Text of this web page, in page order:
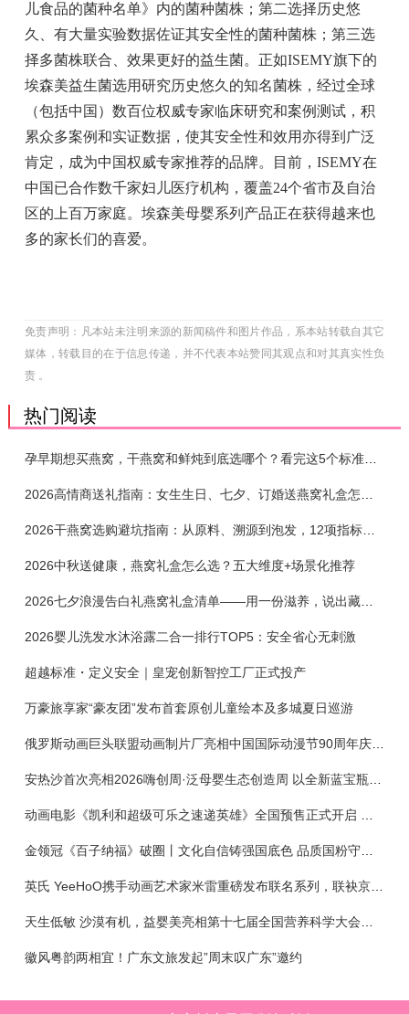
儿食品的菌种名单》内的菌种菌株；第二选择历史悠
久、有大量实验数据佐证其安全性的菌种菌株；第三选
择多菌株联合、效果更好的益生菌。正如ISEMY旗下的
埃森美益生菌选用研究历史悠久的知名菌株，经过全球
（包括中国）数百位权威专家临床研究和案例测试，积
累众多案例和实证数据，使其安全性和效用亦得到广泛
肯定，成为中国权威专家推荐的品牌。目前，ISEMY在
中国已合作数千家妇儿医疗机构，覆盖24个省市及自治
区的上百万家庭。埃森美母婴系列产品正在获得越来也
多的家长们的喜爱。
免责声明：凡本站未注明来源的新闻稿件和图片作品，系本站转载自其它
媒体，转载目的在于信息传递，并不代表本站赞同其观点和对其真实性负
责 。
热门阅读
孕早期想买燕窝，干燕窝和鲜炖到底选哪个？看完这5个标准再下单
2026干燕窝选购避坑指南：从原料、溯源到泡发，12项指标判断靠谱燕窝
2026中秋送健康，燕窝礼盒怎么选？五大维度+场景化推荐
2026七夕浪漫告白礼燕窝礼盒清单——用一份滋养，说出藏在心底的爱
2026婴儿洗发水沐浴露二合一排行TOP5：安全省心无刺激
超越标准・定义安全｜皇宠创新智控工厂正式投产
万豪旅享家“豪友团”发布首套原创儿童绘本及多城夏日巡游
俄罗斯动画巨头联盟动画制片厂亮相中国国际动漫节90周年庆开启中国之旅新篇章
金领冠《百子纳福》破圈丨文化自信铸强国底色 品质国粉守护新生
英氏 YeeHoO携手动画艺术家米雷重磅发布联名系列，联袂京东深化全渠道战略
徽风粤韵两相宜！广东文旅发起”周末叹广东”邀约